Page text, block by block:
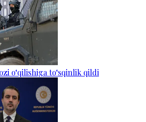
o‘qilishiga to‘sqinlik qildi